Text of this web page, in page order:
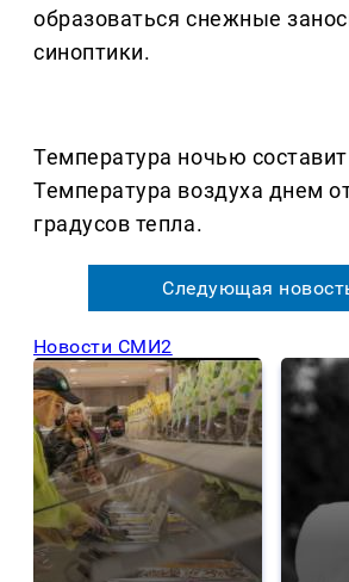
образоваться снежные
синоптики.
Температура ночью составит
Температура воздуха днем
градусов тепла.
Следующая
Новости СМИ2